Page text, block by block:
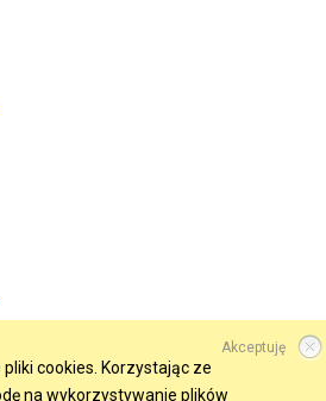
Akceptuję
cookies. Korzystając ze
na wykorzystywanie plików